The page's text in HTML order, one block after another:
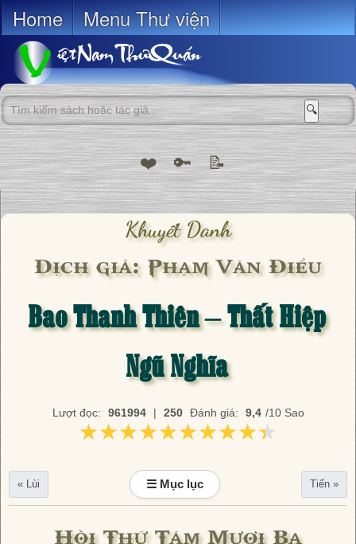
Home Menu Thư viện
🔍
❤️ 🔑 📝
Khuyết Danh
Dịch giả: Phạm Văn Điểu
Bao Thanh Thiên – Thất Hiệp
Ngũ Nghĩa
Lượt đọc: 961994 | 250 Đánh giá: 9,4 /10 Sao
★★★★★★★★★★
★★★★★★★★★★
« Lùi ☰ Mục lục Tiến »
Hồi Thứ Tám Mươi Ba